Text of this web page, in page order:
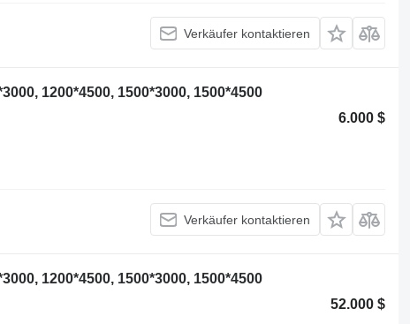
Verkäufer kontaktieren
1200*4500, 1500*3000, 1500*4500
6.000 $
Verkäufer kontaktieren
1200*4500, 1500*3000, 1500*4500
52.000 $